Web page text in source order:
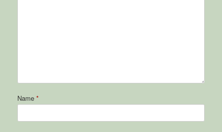
Name *